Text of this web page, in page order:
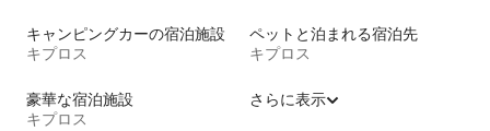
キャンピングカーの宿泊施設
キプロス
ペットと泊まれる宿泊先
キプロス
豪華な宿泊施設
キプロス
さらに表示